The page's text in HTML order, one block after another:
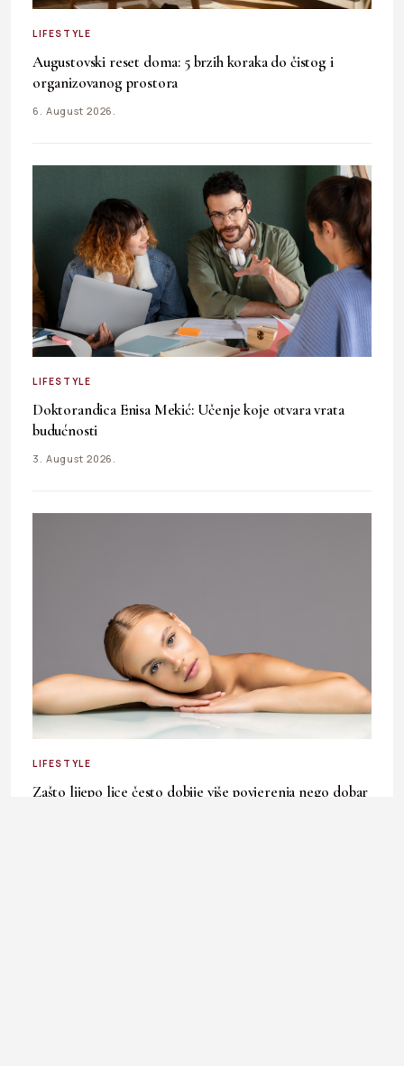
LIFESTYLE
Augustovski reset doma: 5 brzih koraka do čistog i
organizovanog prostora
6. August 2026.
LIFESTYLE
Doktorandica Enisa Mekić: Učenje koje otvara vrata
budućnosti
3. August 2026.
LIFESTYLE
Zašto lijepo lice često dobije više povjerenja nego dobar